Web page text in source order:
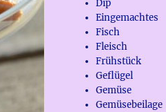
Dip
Eingemachtes
Fisch
Fleisch
Frühstück
Geflügel
Gemüse
Gemüsebeilage